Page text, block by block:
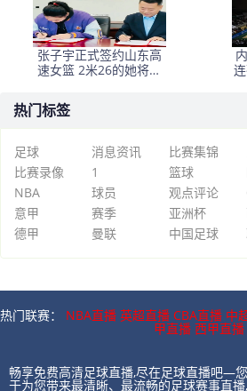
张子宇正式签约山东高
速女篮 2米26的她将出
热门标签
足球 消息资讯 比赛集锦
比赛录像
1 篮球
NBA
球员 观点评论
意甲
赛季 亚洲杯
德甲
曼联 中国足球
热门联赛： NBA直播 英超直播 CBA直播 中
甲直播 西甲直播
畅享免费高清足球直播,尽在足球直播吧—
于为您带来最清晰、最流畅的足球赛事直